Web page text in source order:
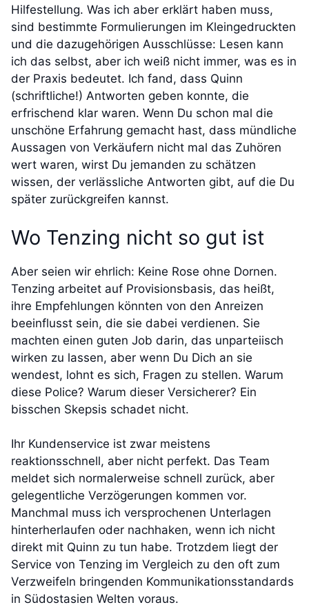
Hilfestellung. Was ich aber erklärt haben muss,
sind bestimmte Formulierungen im Kleingedruckten
und die dazugehörigen Ausschlüsse: Lesen kann
ich das selbst, aber ich weiß nicht immer, was es in
der Praxis bedeutet. Ich fand, dass Quinn
(schriftliche!) Antworten geben konnte, die
erfrischend klar waren. Wenn Du schon mal die
unschöne Erfahrung gemacht hast, dass mündliche
Aussagen von Verkäufern nicht mal das Zuhören
wert waren, wirst Du jemanden zu schätzen
wissen, der verlässliche Antworten gibt, auf die Du
später zurückgreifen kannst.
Wo Tenzing nicht so gut ist
Aber seien wir ehrlich: Keine Rose ohne Dornen.
Tenzing arbeitet auf Provisionsbasis, das heißt,
ihre Empfehlungen könnten von den Anreizen
beeinflusst sein, die sie dabei verdienen. Sie
machten einen guten Job darin, das unparteiisch
wirken zu lassen, aber wenn Du Dich an sie
wendest, lohnt es sich, Fragen zu stellen. Warum
diese Police? Warum dieser Versicherer? Ein
bisschen Skepsis schadet nicht.
Ihr Kundenservice ist zwar meistens
reaktionsschnell, aber nicht perfekt. Das Team
meldet sich normalerweise schnell zurück, aber
gelegentliche Verzögerungen kommen vor.
Manchmal muss ich versprochenen Unterlagen
hinterherlaufen oder nachhaken, wenn ich nicht
direkt mit Quinn zu tun habe. Trotzdem liegt der
Service von Tenzing im Vergleich zu den oft zum
Verzweifeln bringenden Kommunikationsstandards
in Südostasien Welten voraus.